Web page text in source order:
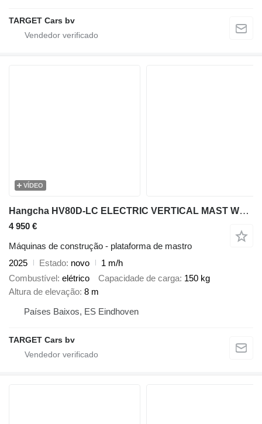
TARGET Cars bv
VÍDEO
Hangcha HV80D-LC ELECTRIC VERTICAL MAST WORK LIFT 2025 800CM 82BE00874 1
4 950 €
Máquinas de construção - plataforma de mastro
2025
Estado novo
1 m/h
Combustível elétrico Capacidade de carga 150 kg
Altura de elevação 8 m
Países Baixos, ES Eindhoven
TARGET Cars bv